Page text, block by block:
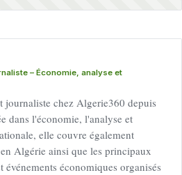
– Économie, analyse et
journaliste chez Algerie360 depuis
dans l'économie, l'analyse et
elle couvre également
Algérie ainsi que les principaux
événements économiques organisés